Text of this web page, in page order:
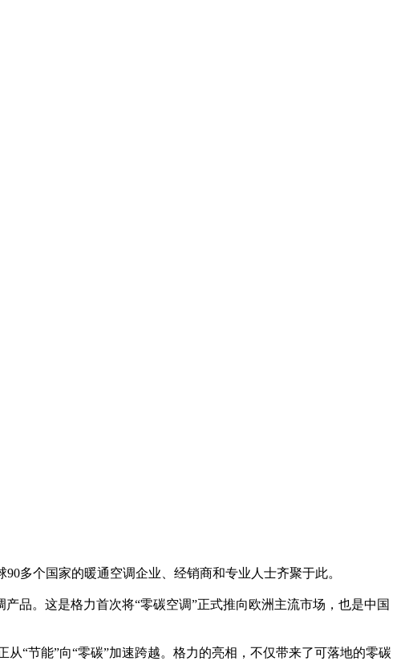
多个国家的暖通空调企业、经销商和专业人士齐聚于此。
品。这是格力首次将“零碳空调”正式推向欧洲主流市场，也是中国
“节能”向“零碳”加速跨越。格力的亮相，不仅带来了可落地的零碳